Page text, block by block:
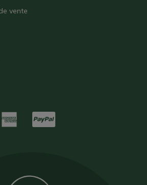
vente